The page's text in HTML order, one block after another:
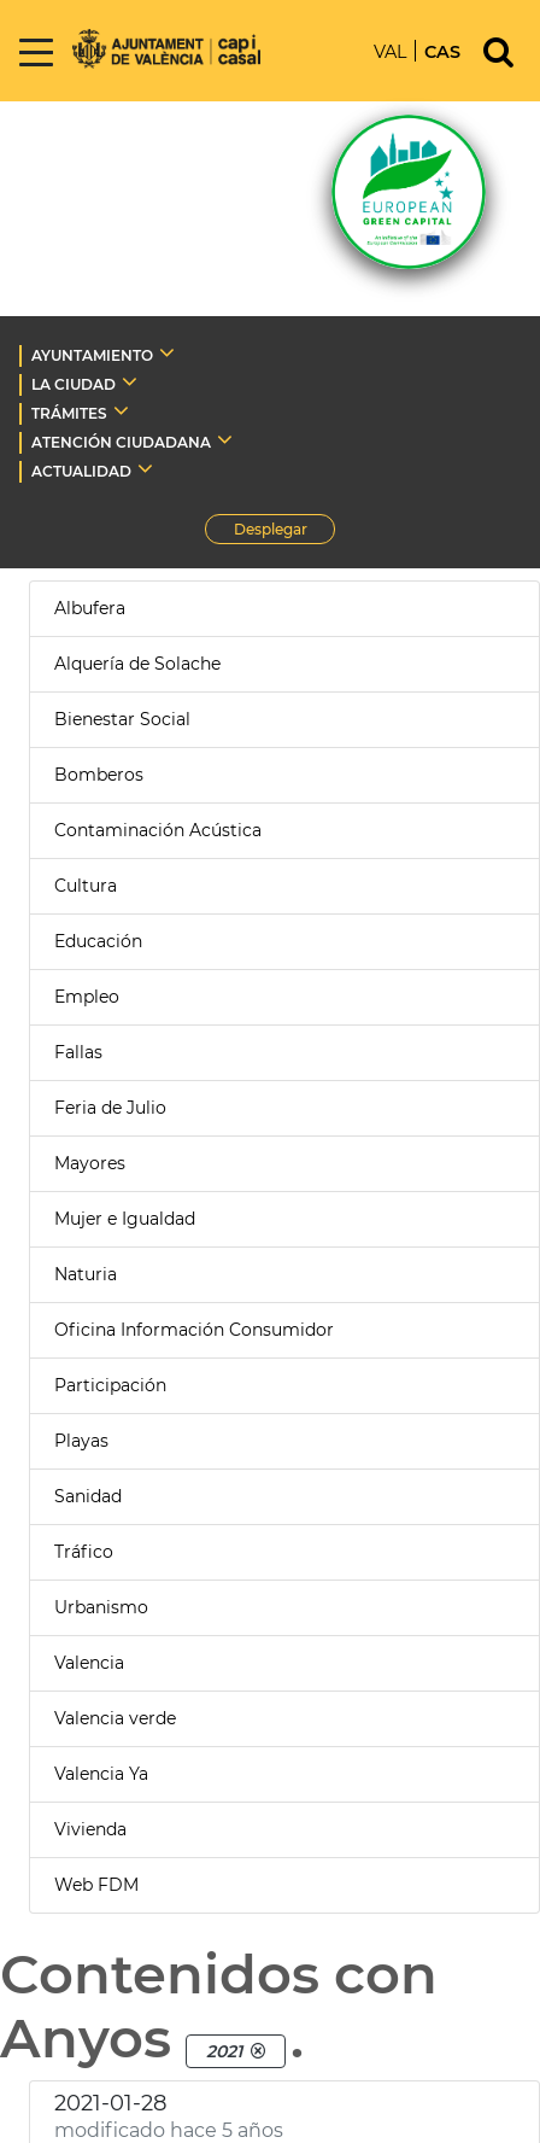
VAL CAS
AYUNTAMIENTO
LA CIUDAD
TRÁMITES
ATENCIÓN CIUDADANA
ACTUALIDAD
Desplegar
Albufera
Alquería de Solache
Bienestar Social
Bomberos
Contaminación Acústica
Cultura
Educación
Empleo
Fallas
Feria de Julio
Mayores
Mujer e Igualdad
Naturia
Oficina Información Consumidor
Participación
Playas
Sanidad
Tráfico
Urbanismo
Valencia
Valencia verde
Valencia Ya
Vivienda
Web FDM
Contenidos con
Anyos
2021 .
2021-01-28
modificado hace 5 años